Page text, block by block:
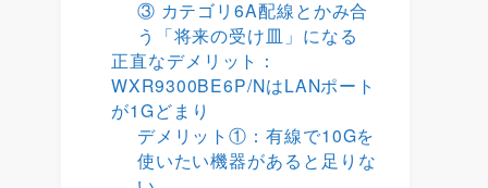
③ カテゴリ6A配線とかみ合
う「将来の受け皿」になる
正直なデメリット：
WXR9300BE6P/NはLANポート
が1Gどまり
デメリット①：有線で10Gを
使いたい機器があると足りな